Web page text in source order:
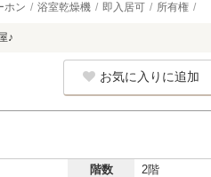
ホン 浴室乾燥機 即入居可 所有権
♪
お気に入りに追加
階数 2階